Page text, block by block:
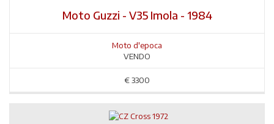
Moto Guzzi - V35 Imola - 1984
Moto d'epoca
VENDO
€3300